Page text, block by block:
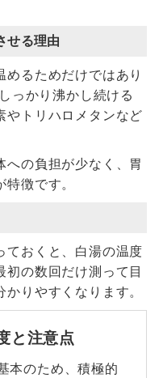
せる理由
めるためだけではあり
っかり沸かし続ける
やトリハロメタンなど
への負担が少なく、胃
徴です。
ておくと、白湯の温度
初の数回だけ測って目
りやすくなります。
と注意点
本のため、積極的